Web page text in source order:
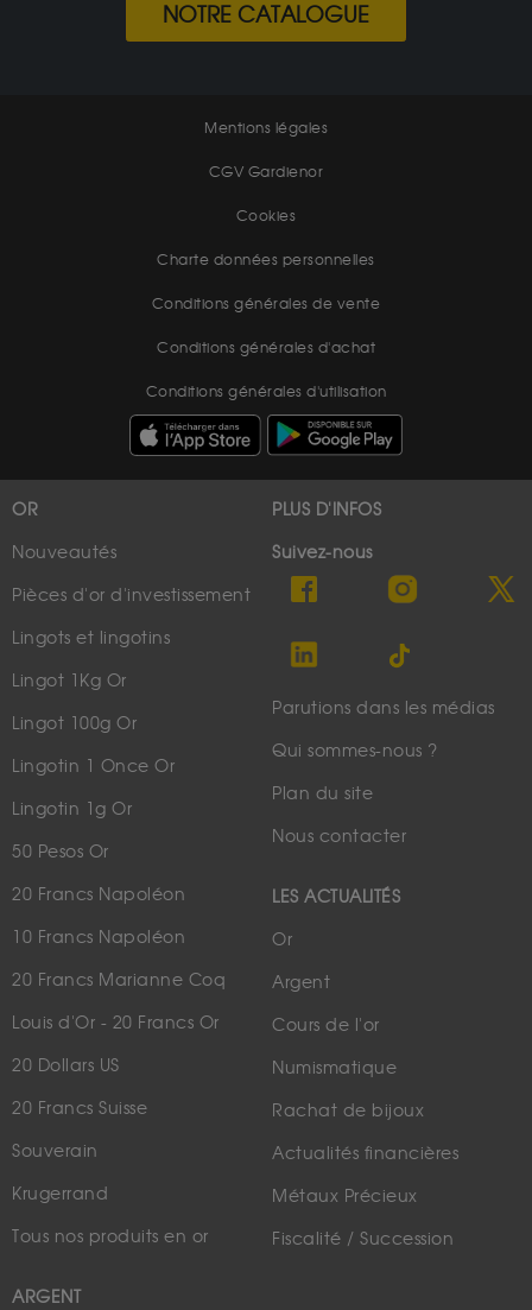
NOTRE CATALOGUE
Mentions légales
CGV Gardienor
Cookies
Charte données personnelles
Conditions générales de vente
Conditions générales d'achat
Conditions générales d'utilisation
OR
Nouveautés
Pièces d'or d'investissement
Lingots et lingotins
Lingot 1Kg Or
Lingot 100g Or
Lingotin 1 Once Or
Lingotin 1g Or
50 Pesos Or
20 Francs Napoléon
10 Francs Napoléon
20 Francs Marianne Coq
Louis d'Or - 20 Francs Or
20 Dollars US
20 Francs Suisse
Souverain
Krugerrand
Tous nos produits en or
ARGENT
PLUS D'INFOS
Suivez-nous
Parutions dans les médias
Qui sommes-nous ?
Plan du site
Nous contacter
LES ACTUALITÉS
Or
Argent
Cours de l'or
Numismatique
Rachat de bijoux
Actualités financières
Métaux Précieux
Fiscalité / Succession